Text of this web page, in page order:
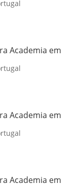
Academia em
Academia em
Academia em